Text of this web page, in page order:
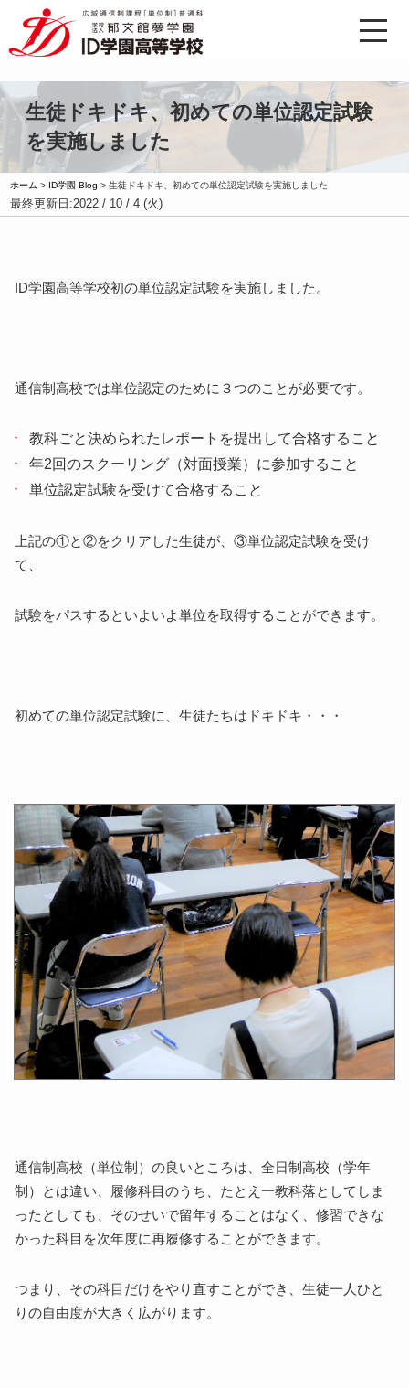
生徒ドキドキ、初めての単位認定試験
を実施しました
ホーム > ID学園 Blog >生徒ドキドキ、初めての単位認定試験を実施しました
最終更新日:2022 / 10 / 4 (火)
ID学園高等学校初の単位認定試験を実施しました。
通信制高校では単位認定のために３つのことが必要です。
教科ごと決められたレポートを提出して合格すること
年2回のスクーリング（対面授業）に参加すること
単位認定試験を受けて合格すること
上記の①と②をクリアした生徒が、③単位認定試験を受け
て、
試験をパスするといよいよ単位を取得することができます。
初めての単位認定試験に、生徒たちはドキドキ・・・
通信制高校（単位制）の良いところは、全日制高校（学年
制）とは違い、履修科目のうち、たとえ一教科落としてしま
ったとしても、そのせいで留年することはなく、修習できな
かった科目を次年度に再履修することができます。
つまり、その科目だけをやり直すことができ、生徒一人ひと
りの自由度が大きく広がります。